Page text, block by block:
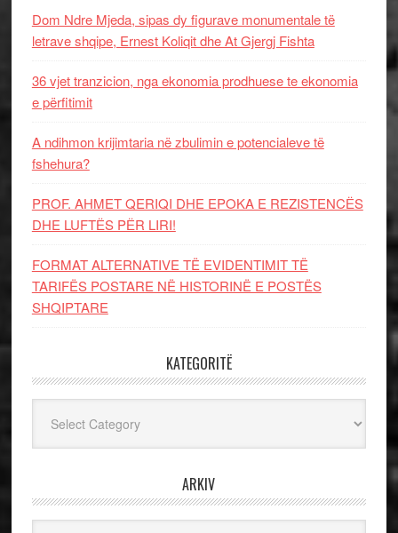
Dom Ndre Mjeda, sipas dy figurave monumentale të
letrave shqipe, Ernest Koliqit dhe At Gjergj Fishta
36 vjet tranzicion, nga ekonomia prodhuese te ekonomia
e përfitimit
A ndihmon krijimtaria në zbulimin e potencialeve të
fshehura?
PROF. AHMET QERIQI DHE EPOKA E REZISTENCЁS
DHE LUFTЁS PЁR LIRI!
FORMAT ALTERNATIVE TË EVIDENTIMIT TË
TARIFËS POSTARE NË HISTORINË E POSTËS
SHQIPTARE
KATEGORITË
ARKIV